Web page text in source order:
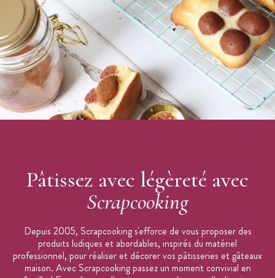
Vendues par 2
Matière : Porcelaine
Marque : Scrapcooking
Pâtissez avec légèreté avec
Scrapcooking
Depuis 2005, Scrapcooking s'efforce de vous proposer des
produits ludiques et abordables, inspirés du matériel
professionnel, pour réaliser et décorer vos pâtisseries et gâteaux
maison. Avec Scrapcooking passez un moment convivial en